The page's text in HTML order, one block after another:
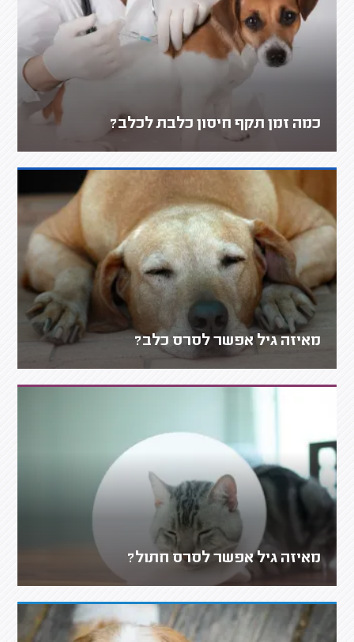
כמה זמן תקף חיסון כלבת לכלב?
מאיזה גיל אפשר לסרס כלב?
מאיזה גיל אפשר לסרס חתול?